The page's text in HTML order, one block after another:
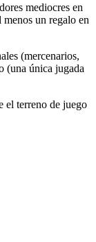
mediocres en
un regalo en
(mercenarios,
(una única jugada
el terreno de juego